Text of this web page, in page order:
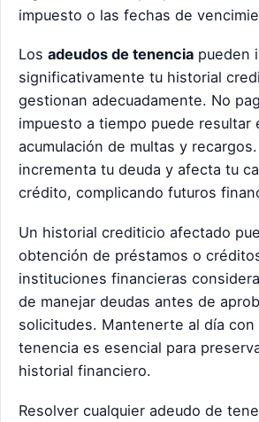
impuesto o las fechas de
Los adeudos de tenencia pueden
significativamente tu historial
gestionan adecuadamente. No
impuesto a tiempo puede resultar
acumulación de multas y
incrementa tu deuda y afecta tu
crédito, complicando futuros
Un historial crediticio afectado
obtención de préstamos o
instituciones financieras
de manejar deudas antes de
solicitudes. Mantenerte al día con
tenencia es esencial para
historial financiero.
Resolver cualquier adeudo de